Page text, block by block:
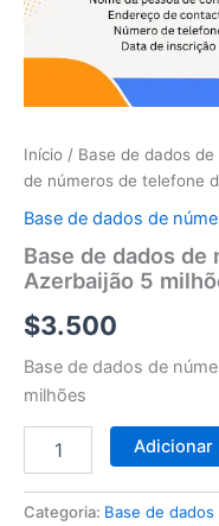
Início / Base de dados
de números de telefone
Base de dados de
Base de dados
Azerbaijão 5
$3.500
Base de dados de
milhões
telefone
Azerbaijão
milhões
Adicionar
Categoria: Base de